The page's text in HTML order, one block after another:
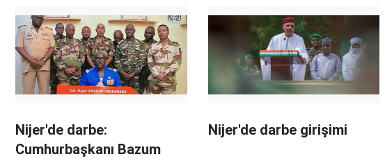
Nijer'de darbe:
Cumhurbaşkanı Bazum
Nijer'de darbe girişimi